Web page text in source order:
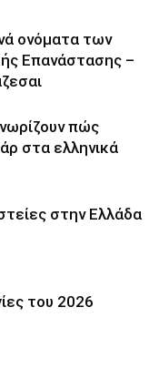
ονόματα των
Επανάστασης –
πώς
στα ελληνικά
στην Ελλάδα
του 2026